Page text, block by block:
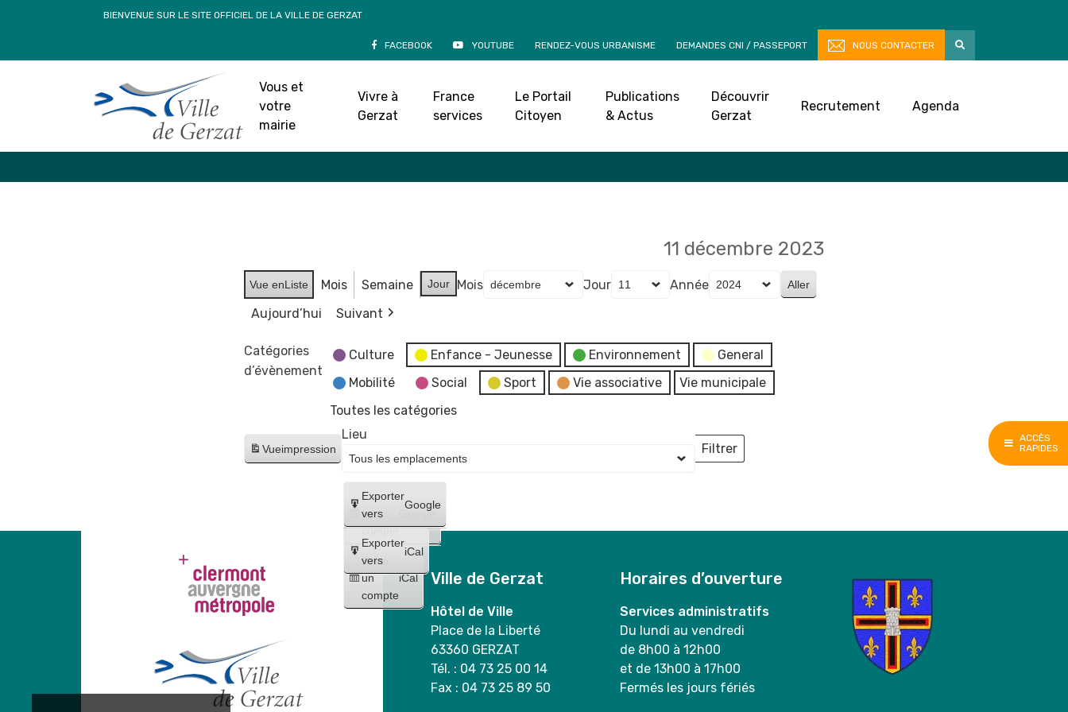
ACCÈS
RAPIDES
BIENVENUE SUR LE SITE OFFICIEL DE LA VILLE DE GERZAT
FACEBOOK YOUTUBE RENDEZ-VOUS URBANISME DEMANDES CNI / PASSEPORT NOUS CONTACTER
Vous et
votre
mairie
Vivre à
Gerzat
France
services
Le Portail
Citoyen
Publications
& Actus
Découvrir
Gerzat
Recrutement Agenda
Accueil»Agenda
11 décembre 2023
Vue enListe Mois Semaine Jour Mois Jour
Année
Aujourd’hui
Suivant
Catégories
d’évènement
Culture Enfance - Jeunesse Environnement
General
Mobilité
Social Sport Vie associative
Vie municipale
Toutes les catégories
Vueimpression
Créer
un
compte
Google
Créer
un
compte
iCal
Exporter
vers
Google
Exporter
vers
iCal
Lieu
Filtrer
Lieux
Ville de Gerzat
Hôtel de Ville
Place de la Liberté
63360 GERZAT
Tél. : 04 73 25 00 14
Fax : 04 73 25 89 50
Horaires d’ouverture
Services administratifs
Du lundi au vendredi
de 8h00 à 12h00
et de 13h00 à 17h00
Fermés les jours fériés